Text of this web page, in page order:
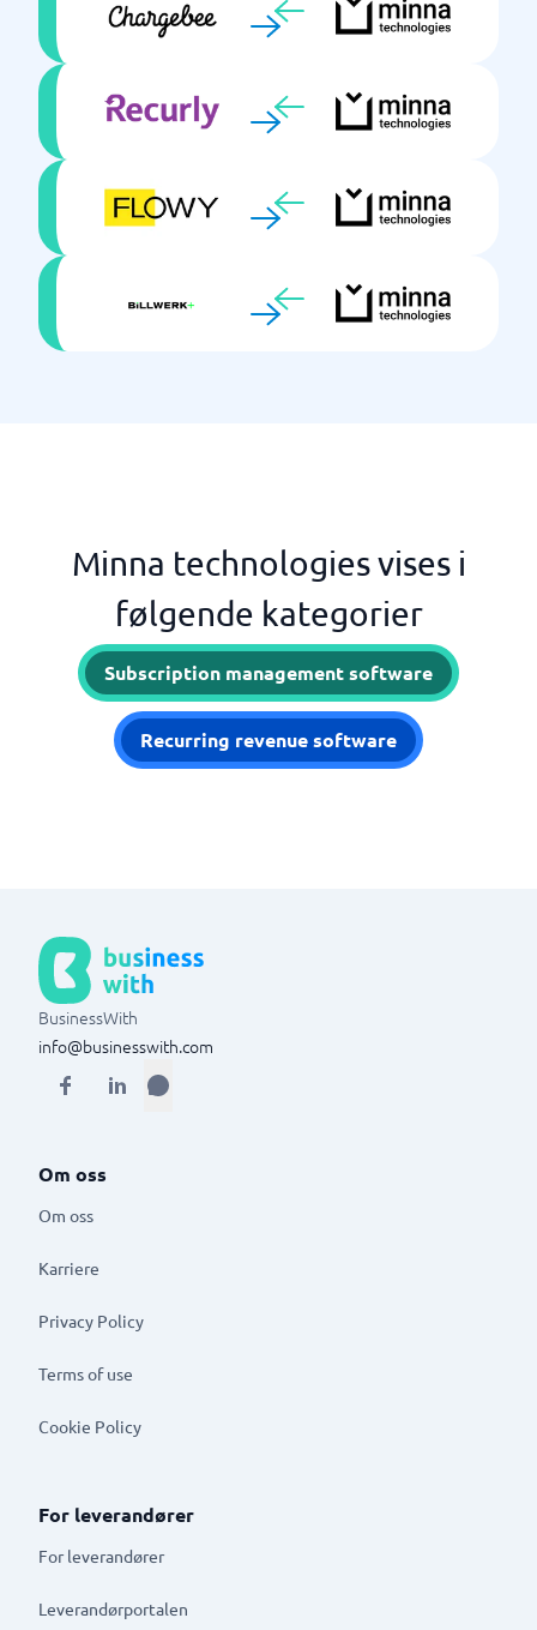
Minna technologies vises i
følgende kategorier
Subscription management software
Recurring revenue software
BusinessWith
info@businesswith.com
Om oss
Om oss
Karriere
Privacy Policy
Terms of use
Cookie Policy
For leverandører
For leverandører
Leverandørportalen